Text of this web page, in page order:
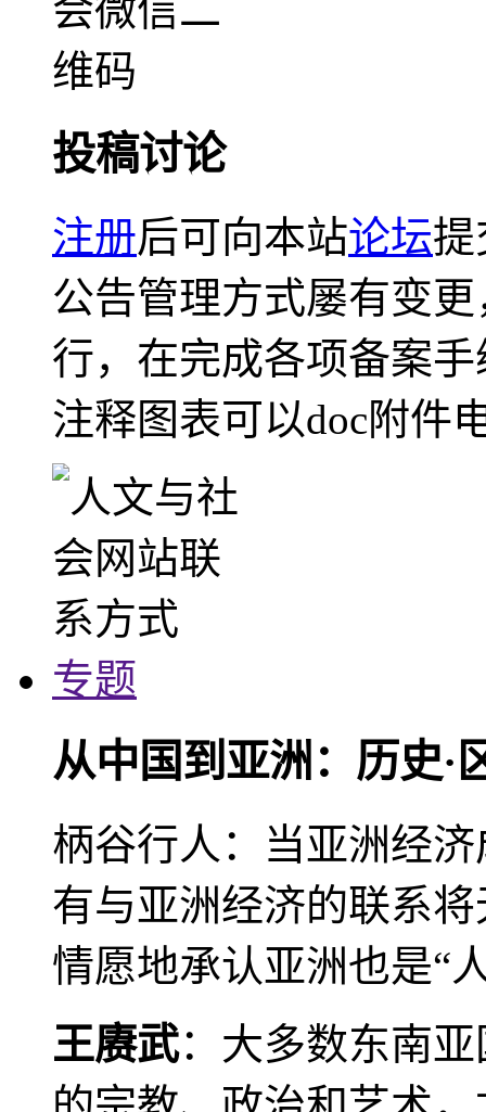
投稿讨论
注册后可向本站论坛提
公告管理方式屡有变
行，在完成各项备案
注释图表可以doc附件
专题
从中国到亚洲：历史·
柄谷行人：当亚洲经
有与亚洲经济的联系
情愿地承认亚洲也是“
王赓武：大多数东南